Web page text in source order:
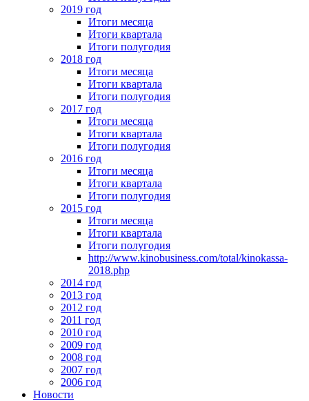
2019 год
Итоги месяца
Итоги квартала
Итоги полугодия
2018 год
Итоги месяца
Итоги квартала
Итоги полугодия
2017 год
Итоги месяца
Итоги квартала
Итоги полугодия
2016 год
Итоги месяца
Итоги квартала
Итоги полугодия
2015 год
Итоги месяца
Итоги квартала
Итоги полугодия
http://www.kinobusiness.com/total/kinokassa-
2018.php
2014 год
2013 год
2012 год
2011 год
2010 год
2009 год
2008 год
2007 год
2006 год
Новости